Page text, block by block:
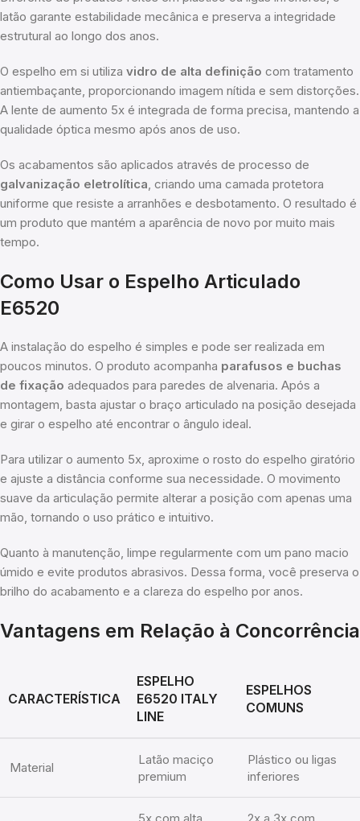
latão garante estabilidade mecânica e preserva a integridade
estrutural ao longo dos anos.
O espelho em si utiliza vidro de alta definição com tratamento
antiembaçante, proporcionando imagem nítida e sem distorções.
A lente de aumento 5x é integrada de forma precisa, mantendo a
qualidade óptica mesmo após anos de uso.
Os acabamentos são aplicados através de processo de
galvanização eletrolítica, criando uma camada protetora
uniforme que resiste a arranhões e desbotamento. O resultado é
um produto que mantém a aparência de novo por muito mais
tempo.
Como Usar o Espelho Articulado
E6520
A instalação do espelho é simples e pode ser realizada em
poucos minutos. O produto acompanha parafusos e buchas
de fixação adequados para paredes de alvenaria. Após a
montagem, basta ajustar o braço articulado na posição desejada
e girar o espelho até encontrar o ângulo ideal.
Para utilizar o aumento 5x, aproxime o rosto do espelho giratório
e ajuste a distância conforme sua necessidade. O movimento
suave da articulação permite alterar a posição com apenas uma
mão, tornando o uso prático e intuitivo.
Quanto à manutenção, limpe regularmente com um pano macio
úmido e evite produtos abrasivos. Dessa forma, você preserva o
brilho do acabamento e a clareza do espelho por anos.
Vantagens em Relação à Concorrência
CARACTERÍSTICA
ESPELHO
E6520 ITALY
LINE
ESPELHOS
COMUNS
Material
Latão maciço
premium
Plástico ou ligas
inferiores